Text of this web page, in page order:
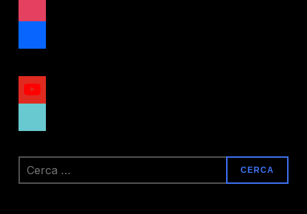
youtube
Ricerca
per: